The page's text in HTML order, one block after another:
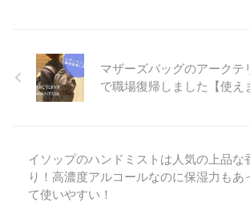
マザーズバッグのアークテ
で職場復帰しました【使え
イソップのハンドミストは人気の上品な
り！高濃度アルコールなのに保湿力もあ
て使いやすい！